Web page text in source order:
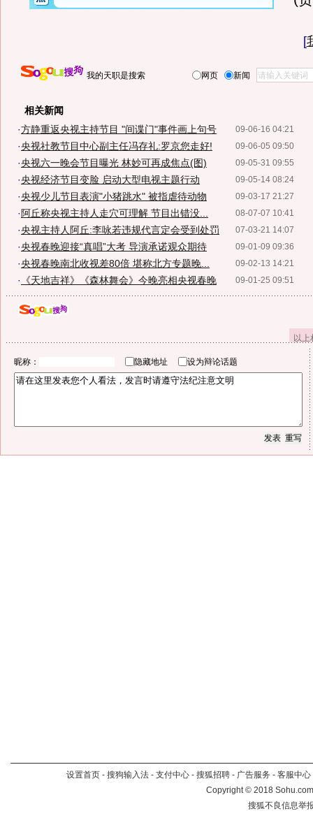
[
我的天职是搜索 网页 新闻
相关新闻
09-06-16 04:21
·方静重返央视主持节目 "间谍门"事件画上句号
09-06-05 09:50
·央视社教节目中心副主任冯存礼:罗京您走好!
09-05-31 09:55
·央视六一晚会节目曝光 林妙可再成焦点(图)
09-05-14 08:24
·央视经济节目变脸 启动大型电视主题行动
09-03-17 21:27
·央视少儿节目表演"小猪跳水" 被指虐待动物
08-07-07 10:41
· 阿丘称央视主持人走穴可理解 节目出错没...
07-03-21 14:07
·央视主持人阿丘:李咏若违规代言定会受到处罚
09-01-09 09:36
·央视春晚迎接“真唱”大考 导演承诺观众期待
09-02-13 14:21
·央视春晚南北收视差80倍 堪称北方专题晚...
09-01-25 09:51
· 《天地吉祥》《森林舞会》今晚亮相央视春晚
以
昵称： 隐藏地址 设为辩论话题
设置首页 - 搜狗输入法 - 支付中心 - 搜狐招聘 - 广告服务 - 客服中心
Copyright©2018
搜狐不良信息举